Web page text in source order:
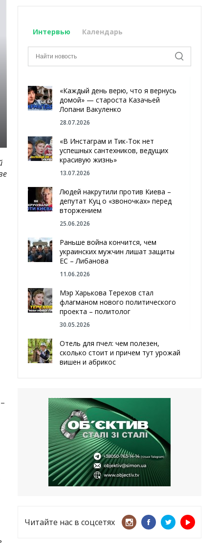
Интервью Календарь
«Каждый день верю, что я вернусь
домой» — староста Казачьей
Лопани Вакуленко
28.07.2026
«В Инстаграм и Тик-Ток нет
успешных сантехников, ведущих
красивую жизнь»
13.07.2026
Людей накрутили против Киева –
депутат Куц о «звоночках» перед
вторжением
25.06.2026
Раньше война кончится, чем
украинских мужчин лишат защиты
ЕС – Либанова
11.06.2026
Мэр Харькова Терехов стал
флагманом нового политического
проекта – политолог
30.05.2026
Отель для пчел: чем полезен,
сколько стоит и причем тут урожай
вишен и абрикос
Чугуева, города, который устоял,
несмотря ни на что
21.05.2026
«ТЦК нарушает закон? Пусть
платят!» Как благодаря штрафу
женщину сняли с учета
15.05.2026
Читайте нас в соцсетях